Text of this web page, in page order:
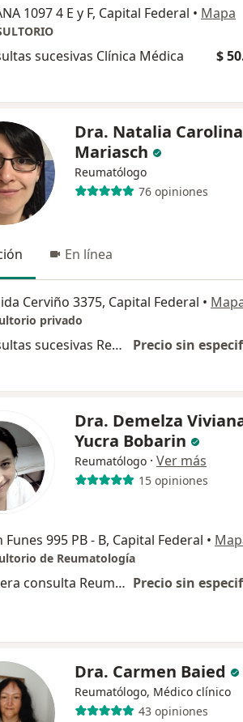
1097 4 E y F, Capital Federal • Mapa
sucesivas Clínica Médica $
Dra. Natalia Carolina
Mariasch
Reumatólogo
76 opiniones
En línea
Cerviño 3375, Capital Federal •
privado
Consultas sucesivas Reumatología Precio sin
Dra. Demelza
Yucra Bobarin
Reumatólogo · Ver más
15 opiniones
Funes 995 PB - B, Capital Federal •
de Reumatología
Primera consulta Reumatología Precio sin
Dra. Carmen Baied
Reumatólogo, Médico clínico
43 opiniones